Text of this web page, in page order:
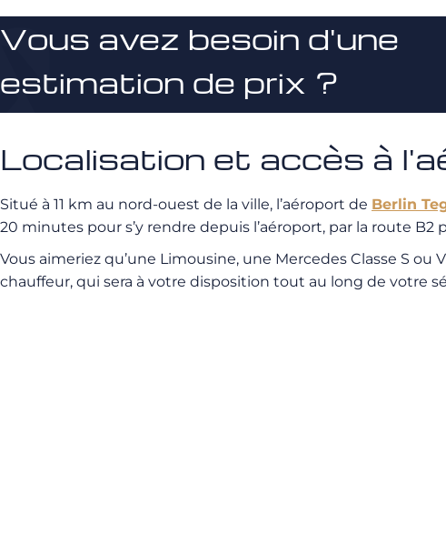
Vous avez besoin d'une
estimation de prix ?
Localisation et accès à
Situé à 11 km au nord-ouest de la ville, l’aéroport de Berlin
20 minutes pour s’y rendre depuis l’aéroport, par la route B2
Vous aimeriez qu’une Limousine, une Mercedes Classe S
chauffeur, qui sera à votre disposition tout au long de votre